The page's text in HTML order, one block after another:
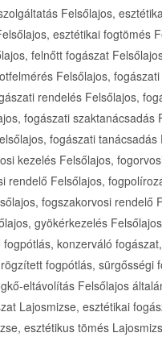
Felsőlajos,
esztétikai fogtömés
felnőtt fogászat
Felsőlajos,
rendelés Felsőlajos,
fogászati szaktanácsadás
fogászati
kezelés Felsőlajos,
rendelő Felsőlajos,
fogszakorvosi rendelő
gyökérkezelés
konzerváló
fogpótlás, sürgősségi
eltávolítás Felsőlajos
Lajosmizse, esztétikai
esztétikus tömés